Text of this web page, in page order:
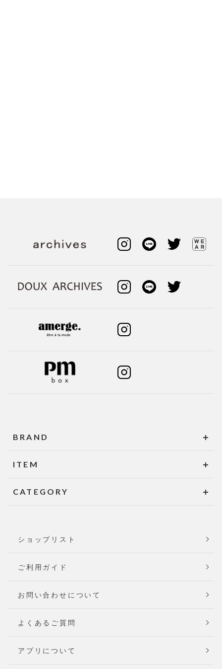
BRAND
ITEM
CATEGORY
ショップリスト
ご利用ガイド
お問い合わせについて
よくあるご質問
アプリについて